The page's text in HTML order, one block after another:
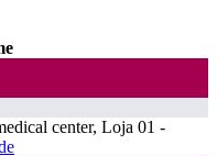
center, Loja 01 -